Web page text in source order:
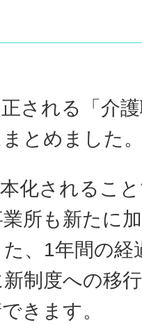
される「介
とめました
化されるこ
所も新たに
、1年間の
制度への移
きます。